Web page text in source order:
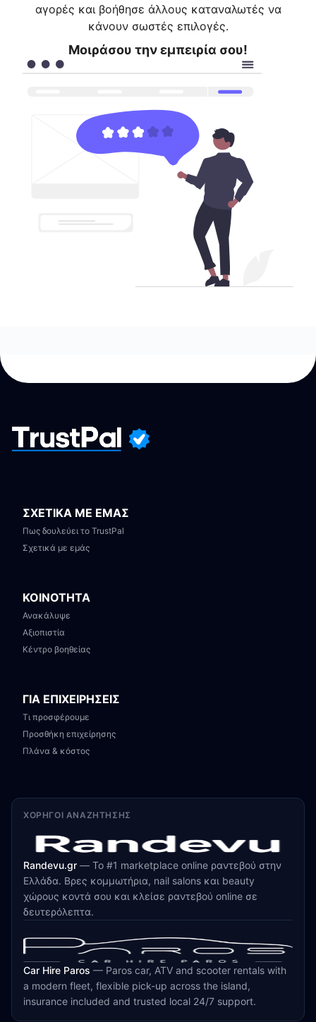
αγορές και βοήθησε άλλους καταναλωτές να
κάνουν σωστές επιλογές.
Μοιράσου την εμπειρία σου!
ΣΧΕΤΙΚΑ ΜΕ ΕΜΑΣ
Πως δουλεύει το TrustPal
Σχετικά με εμάς
ΚΟΙΝΟΤΗΤΑ
Ανακάλυψε
Αξιοπιστία
Κέντρο βοηθείας
ΓΙΑ ΕΠΙΧΕΙΡΗΣΕΙΣ
Τι προσφέρουμε
Προσθήκη επιχείρησης
Πλάνα & κόστος
ΧΟΡΗΓΟΊ ΑΝΑΖΉΤΗΣΗΣ
Randevu.gr — Το #1 marketplace online ραντεβού στην
Ελλάδα. Βρες κομμωτήρια, nail salons και beauty
χώρους κοντά σου και κλείσε ραντεβού online σε
δευτερόλεπτα.
Car Hire Paros — Paros car, ATV and scooter rentals with
a modern fleet, flexible pick-up across the island,
insurance included and trusted local 24/7 support.